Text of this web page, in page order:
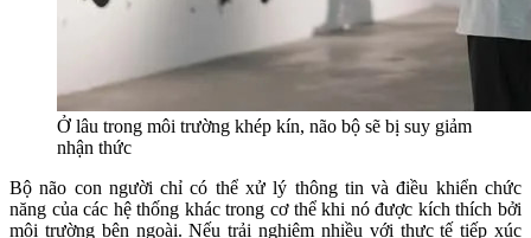
Ở lâu trong môi trường khép kín, não bộ sẽ bị suy giảm
nhận thức
Bộ não con người chỉ có thể xử lý thông tin và điều khiển chức
năng của các hệ thống khác trong cơ thể khi nó được kích thích bởi
môi trường bên ngoài. Nếu trải nghiệm nhiều với thực tế tiếp xúc